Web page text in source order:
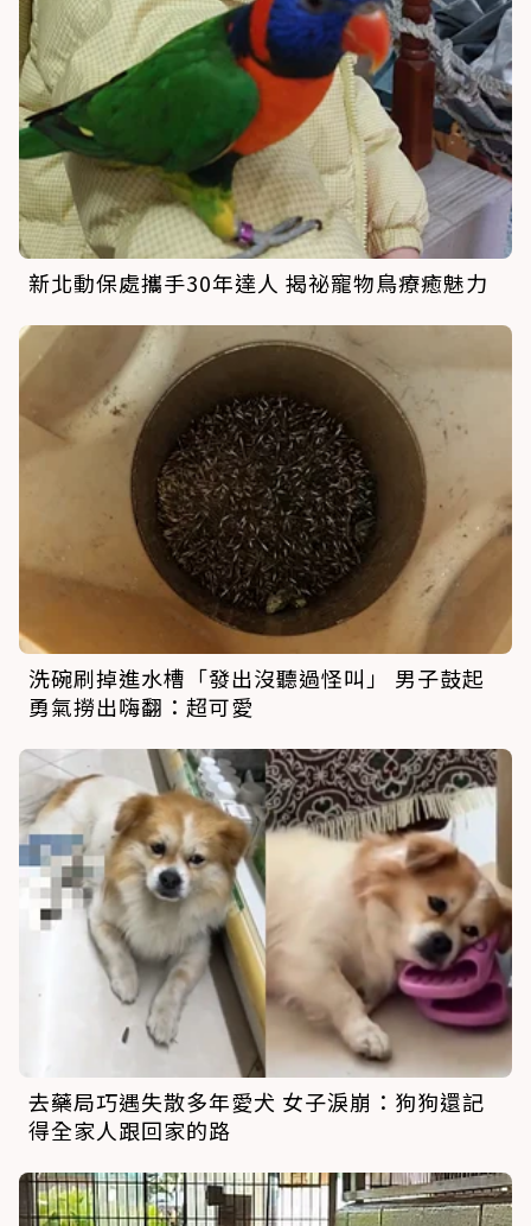
新北動保處攜手30年達人 揭祕寵物鳥療癒魅力
洗碗刷掉進水槽「發出沒聽過怪叫」 男子鼓起
勇氣撈出嗨翻：超可愛
去藥局巧遇失散多年愛犬 女子淚崩：狗狗還記
得全家人跟回家的路